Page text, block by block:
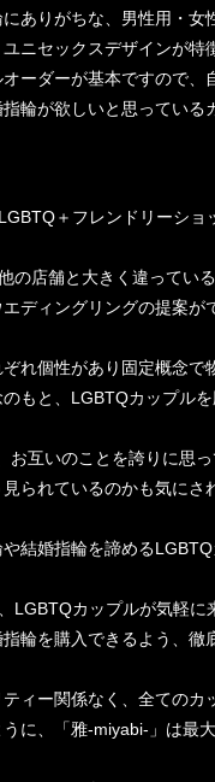
ありがちな、男性用・女
ニセックスデザインが特
ーダーが基本ですので、
輪が欲しいと思っている
＋フレンドリーショ
の店舗と大きく違ってい
ディングリングの提案が
れ個性があり固定概念で
もと、LGBTQカップル
お互いのことを誇りに思
られているのかも気にさ
結婚指輪を諦める
LGBTQカップルが気軽に
輪を購入できるよう、徹
ィー関係なく、全てのカ
に、「雅-miyabi-」は最